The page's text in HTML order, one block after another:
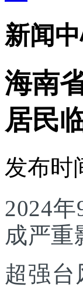
新闻
海南
居民
发布时
2024
成严重
超强台